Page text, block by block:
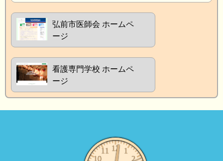
弘前市医師会 ホームペ
ージ
看護専門学校 ホームペ
ージ